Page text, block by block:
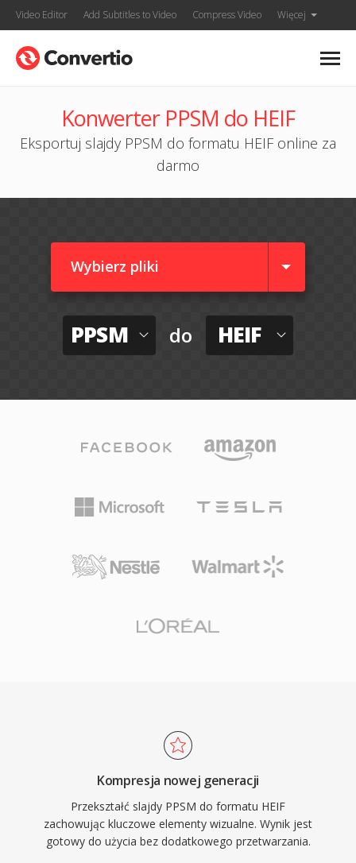
Video Editor Add Subtitles to Video Compress Video Więcej
Konwerter PPSM do HEIF
Eksportuj slajdy PPSM do formatu HEIF online za
darmo
Wybierz pliki
PPSM do HEIF
Kompresja nowej generacji
Przekształć slajdy PPSM do formatu HEIF
zachowując kluczowe elementy wizualne. Wynik jest
gotowy do użycia bez dodatkowego przetwarzania.